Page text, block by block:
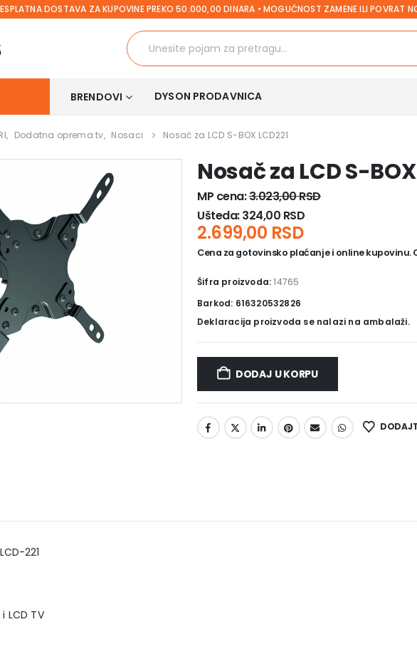
DOSTAVA ZA KUPOVINE PREKO 50.000,00 DINARA • MOGUĆNOST ZAMENE ILI POVRAT
BRENDOVI DYSON PRODAVNICA
, Dodatna oprema tv, Nosaci Nosač za LCD S-BOX LCD221
Nosač za LCD S-BOX
MP cena:3.023,00RSD
Ušteda:324,00 RSD
2.699,00 RSD
Cena za gotovinsko plaćanje i online kupovinu.
Šifra proizvoda:14765
Barkod: 616320532826
Deklaracija proizvoda se nalazi na ambalaži.
DODAJ U KORPU
221
LCD TV